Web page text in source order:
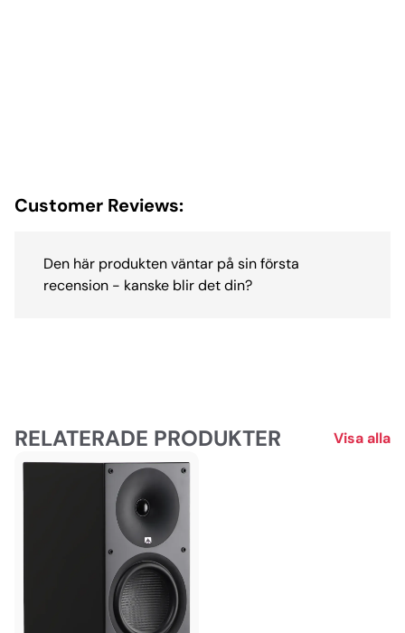
Customer Reviews:
Den här produkten väntar på sin första
recension - kanske blir det din?
RELATERADE PRODUKTER Visa alla